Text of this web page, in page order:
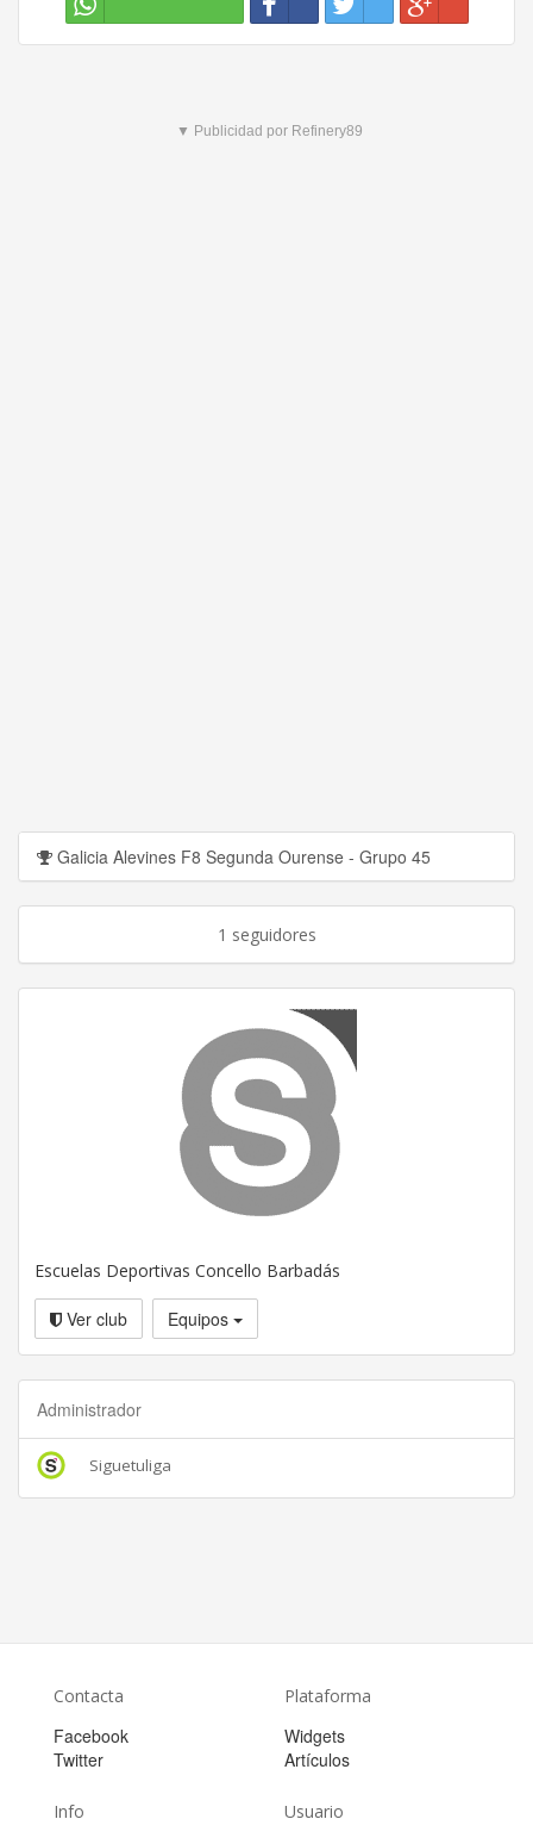
▼ Publicidad por Refinery89
Galicia Alevines F8 Segunda Ourense - Grupo 45
1 seguidores
Escuelas Deportivas Concello Barbadás
Ver club Equipos
Administrador
Siguetuliga
Contacta
Facebook
Twitter
Plataforma
Widgets
Artículos
Info Usuario